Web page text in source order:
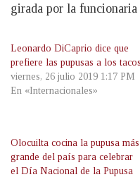
girada por la funcionaria
Leonardo DiCaprio dice que
prefiere las pupusas a los tacos
viernes, 26 julio 2019 1:17 PM
En «Internacionales»
Olocuilta cocina la pupusa más
grande del país para celebrar
el Día Nacional de la Pupusa